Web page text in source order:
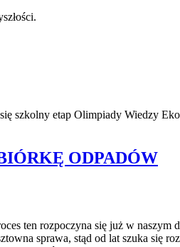
szkolny etap Olimpiady Wiedzy
ODPADÓW
ten rozpoczyna się już w
sprawa, stąd od lat szuka się